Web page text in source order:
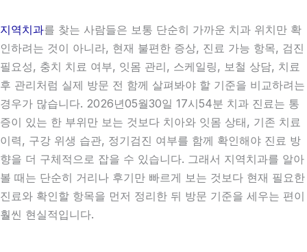
지역치과를 찾는 사람들은 보통 단순히 가까운 치과 위치만 확
인하려는 것이 아니라, 현재 불편한 증상, 진료 가능 항목, 검진
필요성, 충치 치료 여부, 잇몸 관리, 스케일링, 보철 상담, 치료
후 관리처럼 실제 방문 전 함께 살펴봐야 할 기준을 비교하려는
경우가 많습니다. 2026년05월30일 17시54분 치과 진료는 통
증이 있는 한 부위만 보는 것보다 치아와 잇몸 상태, 기존 치료
이력, 구강 위생 습관, 정기검진 여부를 함께 확인해야 진료 방
향을 더 구체적으로 잡을 수 있습니다. 그래서 지역치과를 알아
볼 때는 단순히 거리나 후기만 빠르게 보는 것보다 현재 필요한
진료와 확인할 항목을 먼저 정리한 뒤 방문 기준을 세우는 편이
훨씬 현실적입니다.